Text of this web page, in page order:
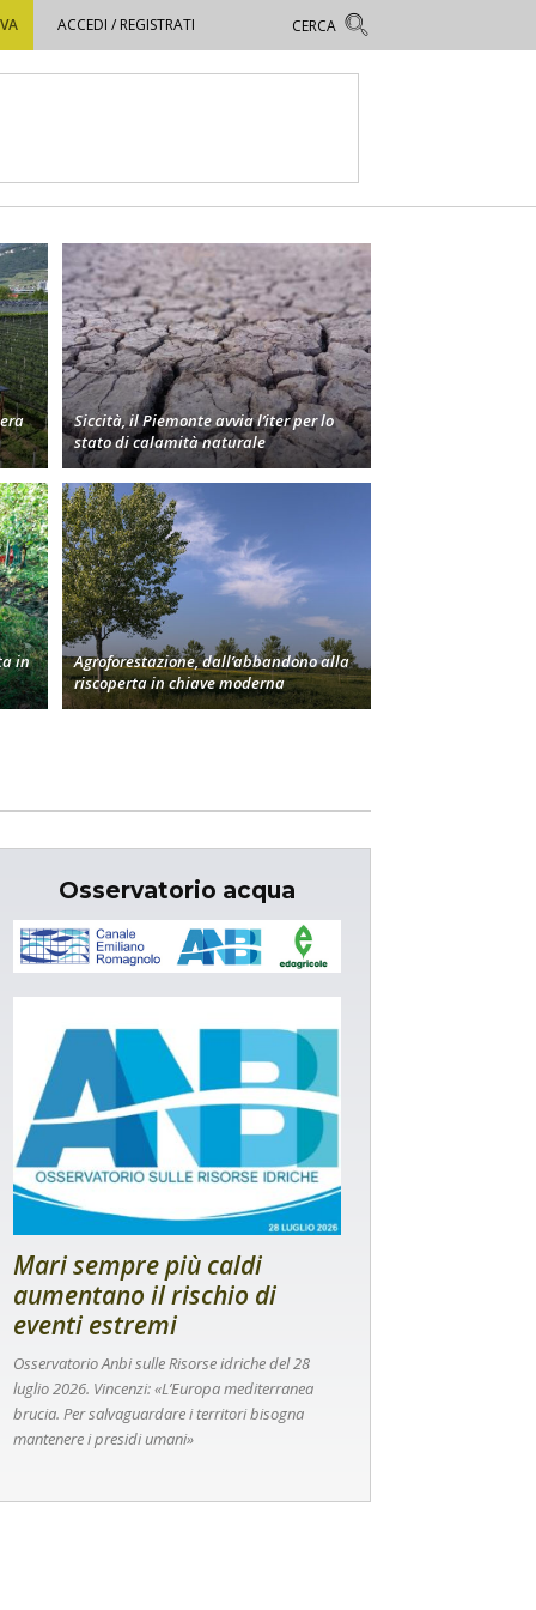
ACCEDI / REGISTRATI
Siccità, il Piemonte avvia l’iter per lo
stato di calamità naturale
in
Agroforestazione, dall’abbandono alla
riscoperta in chiave moderna
Osservatorio acqua
Mari sempre più caldi
aumentano il rischio di
eventi estremi
Osservatorio Anbi sulle Risorse idriche del 28
luglio 2026. Vincenzi: «L’Europa mediterranea
brucia. Per salvaguardare i territori bisogna
mantenere i presidi umani»